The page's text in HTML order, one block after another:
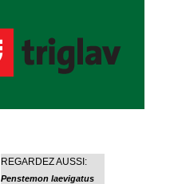
REGARDEZ AUSSI:
Penstemon laevigatus